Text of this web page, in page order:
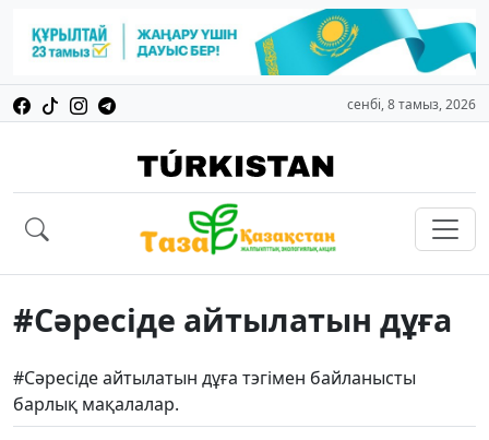
сенбі, 8 тамыз, 2026
#Сәресіде айтылатын дұға
#Сәресіде айтылатын дұға тэгімен байланысты
барлық мақалалар.